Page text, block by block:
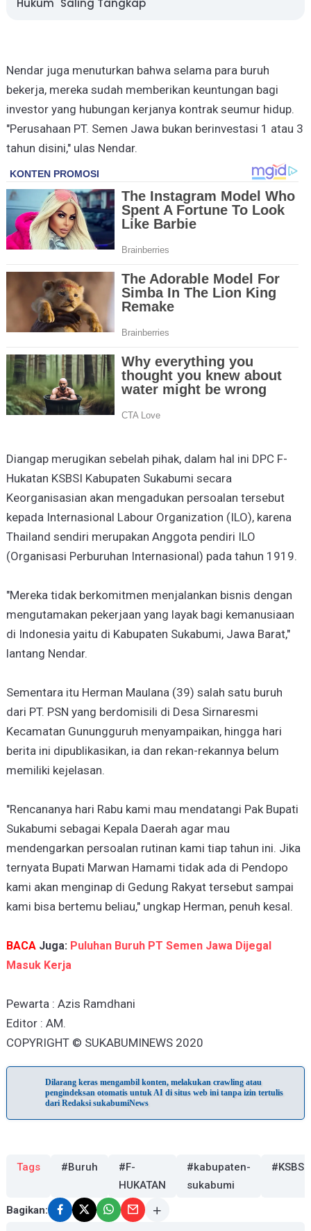
Nendar juga menuturkan bahwa selama para buruh
bekerja, mereka sudah memberikan keuntungan bagi
investor yang hubungan kerjanya kontrak seumur hidup.
"Perusahaan PT. Semen Jawa bukan berinvestasi 1 atau 3
tahun disini," ulas Nendar.
Diangap merugikan sebelah pihak, dalam hal ini DPC F-
Hukatan KSBSI Kabupaten Sukabumi secara
Keorganisasian akan mengadukan persoalan tersebut
kepada Internasional Labour Organization (ILO), karena
Thailand sendiri merupakan Anggota pendiri ILO
(Organisasi Perburuhan Internasional) pada tahun 1919.
"Mereka tidak berkomitmen menjalankan bisnis dengan
mengutamakan pekerjaan yang layak bagi kemanusiaan
di Indonesia yaitu di Kabupaten Sukabumi, Jawa Barat,"
lantang Nendar.
Sementara itu Herman Maulana (39) salah satu buruh
dari PT. PSN yang berdomisili di Desa Sirnaresmi
Kecamatan Gunungguruh menyampaikan, hingga hari
berita ini dipublikasikan, ia dan rekan-rekannya belum
memiliki kejelasan.
"Rencananya hari Rabu kami mau mendatangi Pak Bupati
Sukabumi sebagai Kepala Daerah agar mau
mendengarkan persoalan rutinan kami tiap tahun ini. Jika
ternyata Bupati Marwan Hamami tidak ada di Pendopo
kami akan menginap di Gedung Rakyat tersebut sampai
kami bisa bertemu beliau," ungkap Herman, penuh kesal.
BACAJuga: Puluhan Buruh PT Semen Jawa Dijegal
Masuk Kerja
Pewarta : Azis Ramdhani
Editor : AM.
COPYRIGHT © SUKABUMINEWS 2020
Dilarang keras mengambil konten, melakukan crawling atau
pengindeksan otomatis untuk AI di situs web ini tanpa izin tertulis
dari Redaksi sukabumiNews
Tags #Buruh
#F-
HUKATAN
#kabupaten-
sukabumi
#KSBSI
Bagikan: